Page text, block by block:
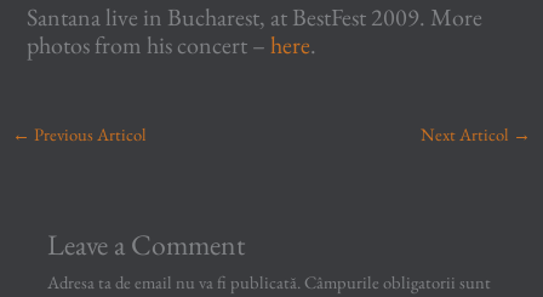
Santana live in Bucharest, at BestFest 2009. More
photos from his concert –here.
← Previous Articol Next Articol →
Leave a Comment
Adresa ta de email nu va fi publicată. Câmpurile obligatorii sunt